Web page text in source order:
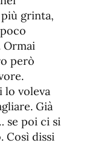
grinta,
Ormai
però
lo voleva
Già
se poi ci si
Così dissi